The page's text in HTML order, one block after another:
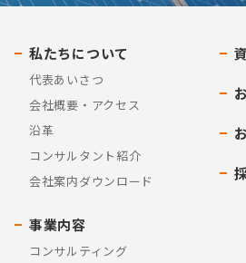
私たちについて
代表あいさつ
会社概要・アクセス
沿革
コンサルタント紹介
会社案内ダウンロード
事業内容
コンサルティング